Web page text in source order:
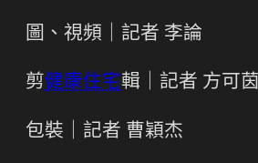
圖、視頻｜記者 李論
剪健康住宅輯｜記者 方可茵
包裝｜記者 曹穎杰